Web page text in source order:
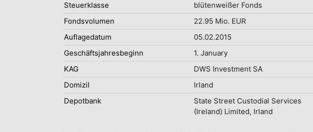
Steuerklasse
blütenweißer Fonds
Fondsvolumen
22.95 Mio. EUR
Auflagedatum
05.02.2015
Geschäftsjahresbeginn
1. January
KAG
DWS Investment SA
Domizil
Irland
Depotbank
State Street Custodial Services
(Ireland) Limited, Irland